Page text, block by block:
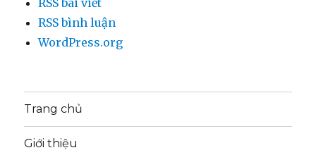
RSS bình luận
WordPress.org
Trang chủ
Giới thiệu